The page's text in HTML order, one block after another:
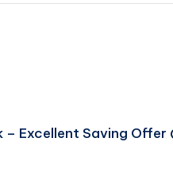
– Excellent Saving Offer